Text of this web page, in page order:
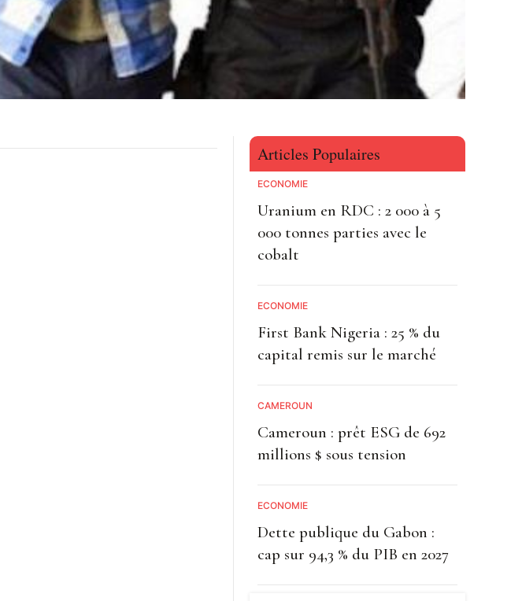
Articles Populaires
ECONOMIE
Uranium en RDC : 2 000 à 5
000 tonnes parties avec le
cobalt
ECONOMIE
First Bank Nigeria : 25 % du
capital remis sur le marché
CAMEROUN
Cameroun : prêt ESG de 692
millions $ sous tension
ECONOMIE
Dette publique du Gabon :
cap sur 94,3 % du PIB en 2027